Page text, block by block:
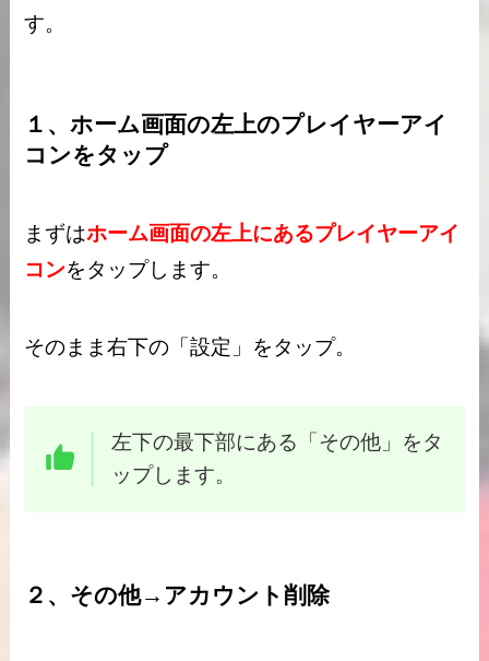
す。
１、ホーム画面の左上のプレイヤーアイ
コンをタップ
まずはホーム画面の左上にあるプレイヤーアイ
コンをタップします。
そのまま右下の「設定」をタップ。
左下の最下部にある「その他」をタ
ップします。
２、その他→アカウント削除